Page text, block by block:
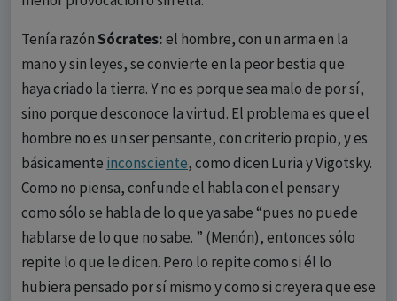
Tenía razón Sócrates:el hombre, con un arma en la
mano y sin leyes, se convierte en la peor bestia que
haya criado la tierra. Y no es porque sea malo de por sí,
sino porque desconoce la virtud. El problema es que el
hombre no es un ser pensante, con criterio propio, y es
básicamente inconsciente, como dicen Luria y Vigotsky.
Como no piensa, confunde el habla con el pensar y
como sólo se habla de lo que ya sabe “pues no puede
hablarse de lo que no sabe. ” (Menón), entonces sólo
repite lo que le dicen. Pero lo repite como si él lo
hubiera pensado por sí mismo y como si creyera que ese